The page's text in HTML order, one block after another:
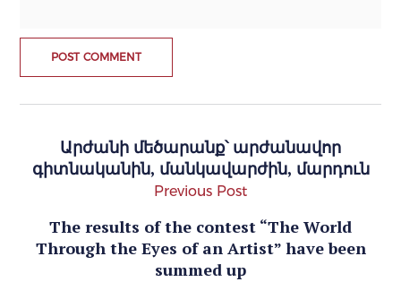
Արժանի մեծարանք՝ արժանավոր
գիտնականին, մանկավարժին, մարդուն
Previous Post
The results of the contest “The World
Through the Eyes of an Artist” have been
summed up